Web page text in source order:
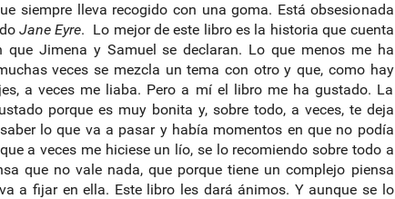
siempre lleva recogido con una goma. Está obsesionada
Jane Eyre. Lo mejor de este libro es la historia que cuenta
que Jimena y Samuel se declaran. Lo que menos me ha
veces se mezcla un tema con otro y que, como hay
a veces me liaba. Pero a mí el libro me ha gustado. La
porque es muy bonita y, sobre todo, a veces, te deja
lo que va a pasar y había momentos en que no podía
a veces me hiciese un lío, se lo recomiendo sobre todo a
que no vale nada, que porque tiene un complejo piensa
a fijar en ella. Este libro les dará ánimos. Y aunque se lo